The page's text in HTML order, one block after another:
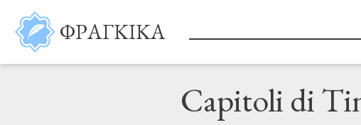
Παράκαμψη προς το κυρίως περιεχόμενο
ΦΡΑΓΚΙΚΑ
Capitoli di